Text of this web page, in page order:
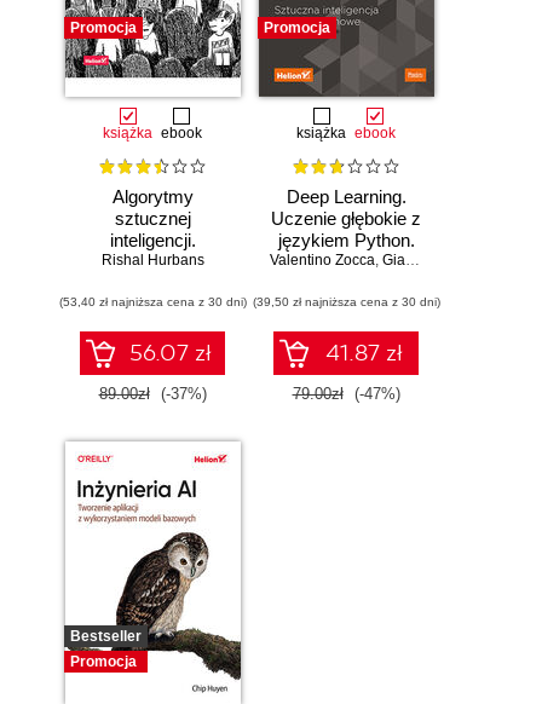
Promocja
książka ebook
Algorytmy
sztucznej
inteligencji.
Ilustrowany
Rishal Hurbans
(53,40 zł najniższa cena z 30 dni)
56.07 zł
89.00zł (-37%)
Promocja
książka ebook
Deep Learning.
Uczenie głębokie z
językiem Python.
Sztuczna
neuronowe
Valentino Zocca, Gianmario Spacagna
(39,50 zł najniższa cena z 30 dni)
41.87 zł
79.00zł (-47%)
Bestseller
Promocja